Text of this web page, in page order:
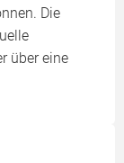
Die
über eine